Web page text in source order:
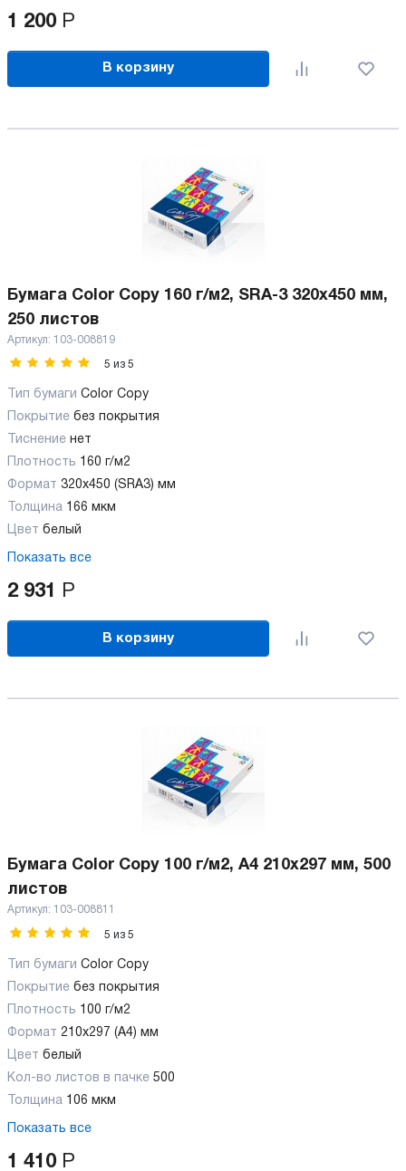
1 200 Р
В корзину
Бумага Color Copy 160 г/м2, SRA-3 320x450 мм,
250 листов
Артикул: 103-008819
5 из 5
Тип бумаги Color Copy
Покрытие без покрытия
Тиснение нет
Плотность 160 г/м2
Формат 320x450 (SRA3) мм
Толщина 166 мкм
Цвет белый
Показать все
2 931 Р
В корзину
Бумага Color Copy 100 г/м2, А4 210x297 мм, 500
листов
Артикул: 103-008811
5 из 5
Тип бумаги Color Copy
Покрытие без покрытия
Плотность 100 г/м2
Формат 210x297 (А4) мм
Цвет белый
Кол-во листов в пачке 500
Толщина 106 мкм
Показать все
1 410 Р